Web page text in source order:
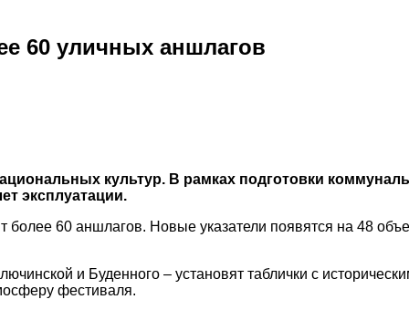
60 уличных аншлагов
культур. В рамках подготовки
эксплуатации.
более 60 аншлагов. Новые указатели появятся на 48
и Буденного – установят таблички с
фестиваля.